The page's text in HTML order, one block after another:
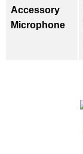
Accessory
Microphone